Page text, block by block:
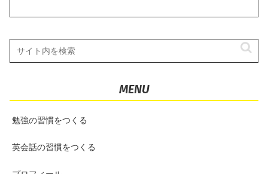
MENU
勉強の習慣をつくる
英会話の習慣をつくる